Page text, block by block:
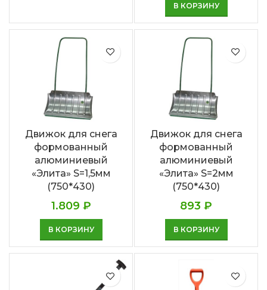
В КОРЗИНУ
Движок для снега
формованный
алюминиевый
«Элита» S=1,5мм
(750*430)
1.809 ₽
В КОРЗИНУ
Движок для снега
формованный
алюминиевый
«Элита» S=2мм
(750*430)
893 ₽
В КОРЗИНУ